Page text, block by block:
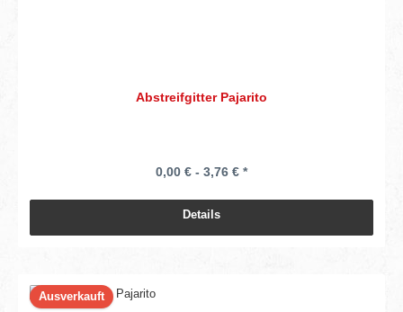
Abstreifgitter Pajarito
0,00 € - 3,76 € *
Details
Ausverkauft